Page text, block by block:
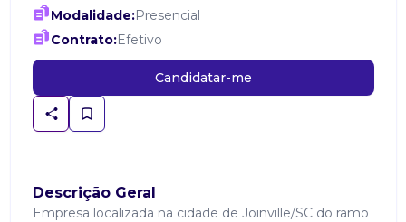
Modalidade:Presencial
Contrato:Efetivo
Candidatar-me
Descrição Geral
Empresa localizada na cidade de Joinville/SC do ramo